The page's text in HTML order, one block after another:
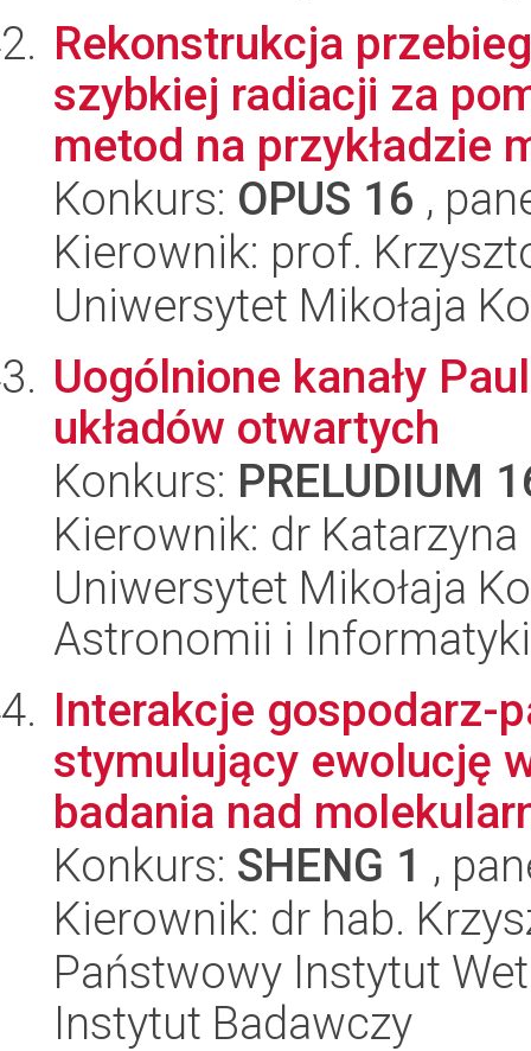
Rekonstrukcja
szybkiej radiacji za
metod na przykładzie
Konkurs: OPUS 16 ,
Kierownik: prof.
Uniwersytet Mikołaja
Uogólnione kanały
układów otwartych
Konkurs: PRELUDIUM
Kierownik: dr
Uniwersytet Mikołaja
Astronomii i
Interakcje gospodarz-
stymulujący ewolucję
badania nad
Konkurs: SHENG 1 ,
Kierownik: dr hab.
Państwowy Instytut
Instytut Badawczy